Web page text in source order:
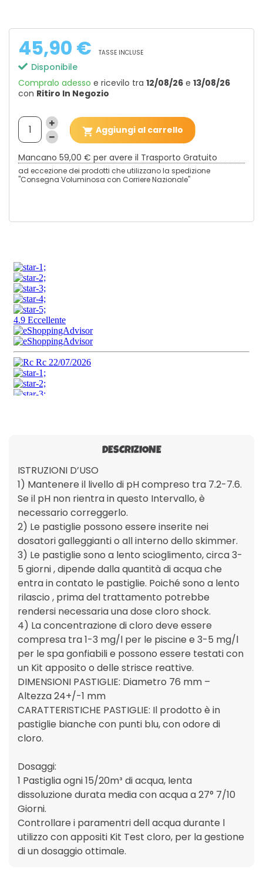
45,90 € TASSE INCLUSE
Disponibile
Compralo adesso e ricevilo tra 12/08/26 e 13/08/26
con Ritiro In Negozio
 Aggiungi al carrello
Mancano 59,00 € per avere il Trasporto Gratuito
ad eccezione dei prodotti che utilizzano la spedizione
"Consegna Voluminosa con Corriere Nazionale"
DESCRIZIONE
ISTRUZIONI D’USO
1) Mantenere il livello di pH compreso tra 7.2-7.6.
Se il pH non rientra in questo Intervallo, è
necessario correggerlo.
2) Le pastiglie possono essere inserite nei
dosatori galleggianti o all interno dello skimmer.
3) Le pastiglie sono a lento scioglimento, circa 3-
5 giorni , dipende dalla quantità di acqua che
entra in contato le pastiglie. Poiché sono a lento
rilascio , prima del trattamento potrebbe
rendersi necessaria una dose cloro shock.
4) La concentrazione di cloro deve essere
compresa tra 1-3 mg/l per le piscine e 3-5 mg/l
per le spa gonfiabili e possono essere testati con
un Kit apposito o delle strisce reattive.
DIMENSIONI PASTIGLIE: Diametro 76 mm –
Altezza 24+/-1 mm
CARATTERISTICHE PASTIGLIE: Il prodotto è in
pastiglie bianche con punti blu, con odore di
cloro.
Dosaggi:
1 Pastiglia ogni 15/20m³ di acqua, lenta
dissoluzione durata media con acqua a 27° 7/10
Giorni.
Controllare i paramentri dell acqua durante l
utilizzo con appositi Kit Test cloro, per la gestione
di un dosaggio ottimale.